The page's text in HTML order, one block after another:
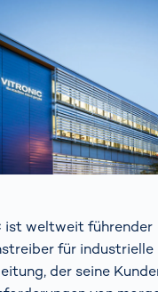
ist weltweit führender
für industrielle
der seine